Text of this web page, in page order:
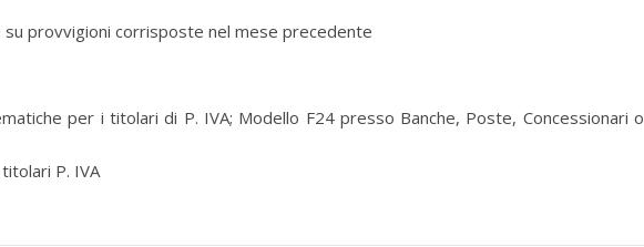
provvigioni corrisposte nel mese precedente
per i titolari di P. IVA; Modello F24 presso Banche, Poste, Concessionari o
P. IVA